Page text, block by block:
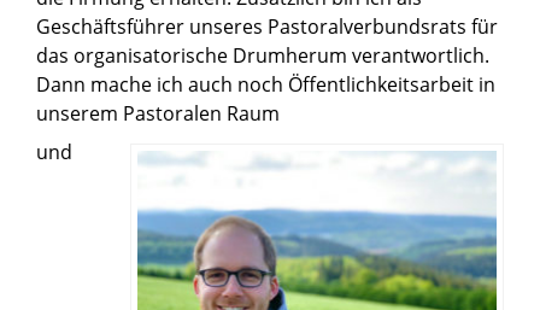
Geschäftsführer unseres Pastoralverbundsrats für
das organisatorische Drumherum verantwortlich.
Dann mache ich auch noch Öffentlichkeitsarbeit in
unserem Pastoralen Raum
und